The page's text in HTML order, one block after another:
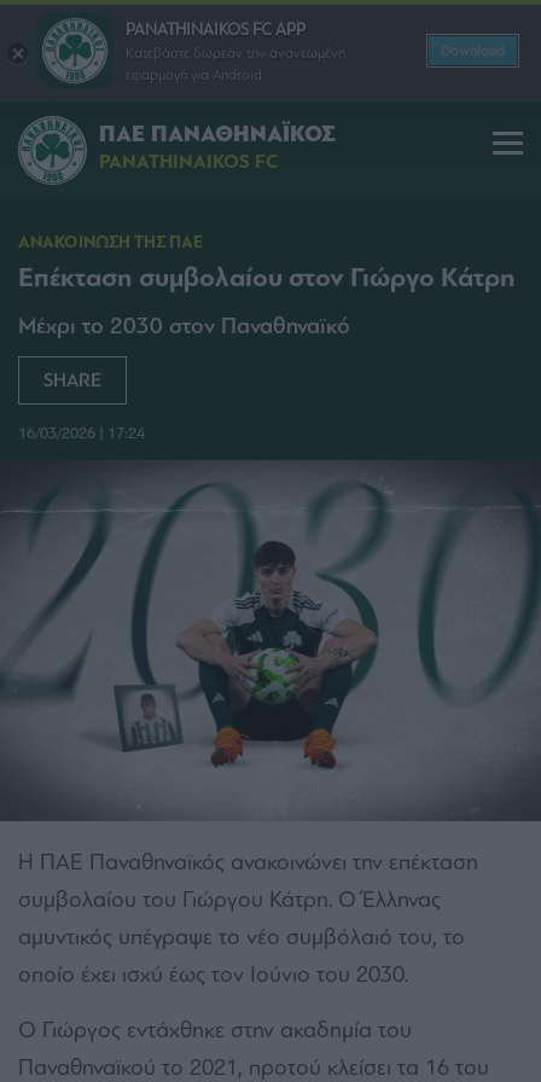
PANATHINAIKOS FC APP
Κατεβάστε δωρεάν την ανανεωμένη
εφαρμογή για Android
Download
ΠΑΕ ΠΑΝΑΘΗΝΑΪΚΟΣ
PANATHINAIKOS FC
ΑΝΑΚΟΙΝΩΣΗ ΤΗΣ ΠΑΕ
Επέκταση συμβολαίου στον Γιώργο Κάτρη
Μέχρι το 2030 στον Παναθηναϊκό
SHARE
16/03/2026 | 17:24
Η ΠΑΕ Παναθηναϊκός ανακοινώνει την επέκταση
συμβολαίου του Γιώργου Κάτρη. Ο Έλληνας
αμυντικός υπέγραψε το νέο συμβόλαιό του, το
οποίο έχει ισχύ έως τον Ιούνιο του 2030.
Ο Γιώργος εντάχθηκε στην ακαδημία του
Παναθηναϊκού το 2021, προτού κλείσει τα 16 του